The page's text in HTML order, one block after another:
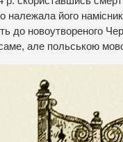
належала його
до новоутвореного
але польською